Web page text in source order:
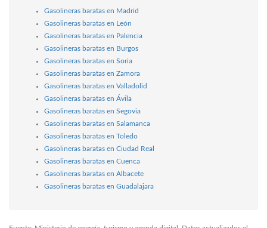
Gasolineras baratas en Madrid
Gasolineras baratas en León
Gasolineras baratas en Palencia
Gasolineras baratas en Burgos
Gasolineras baratas en Soria
Gasolineras baratas en Zamora
Gasolineras baratas en Valladolid
Gasolineras baratas en Ávila
Gasolineras baratas en Segovia
Gasolineras baratas en Salamanca
Gasolineras baratas en Toledo
Gasolineras baratas en Ciudad Real
Gasolineras baratas en Cuenca
Gasolineras baratas en Albacete
Gasolineras baratas en Guadalajara